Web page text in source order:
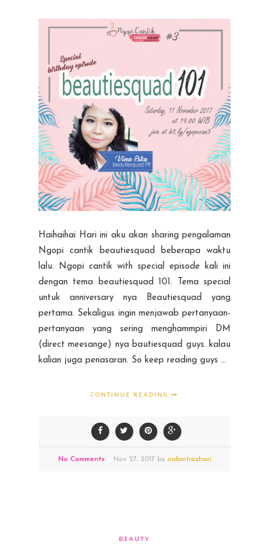
Haihaihai Hari ini aku akan sharing pengalaman
Ngopi cantik beautiesquad beberapa waktu
lalu. Ngopi cantik with special episode kali ini
dengan tema beautiesquad 101. Tema special
untuk anniversary nya Beautiesquad yang
pertama. Sekaligus ingin menjawab pertanyaan-
pertanyaan yang sering menghammpiri DM
(direct meesange) nya bautiesquad guys. kalau
kalian juga penasaran. So keep reading guys ...
CONTINUE READING
No Comments Nov 27,2017 by irabintiazhari
BEAUTY